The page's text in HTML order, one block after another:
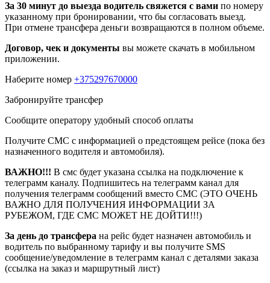
За 30 минут до выезда водитель свяжется с вами по номеру
указанному при бронировании, что бы согласовать выезд.
При отмене трансфера деньги возвращаются в полном объеме.
Договор, чек и документы вы можете скачать в мобильном
приложении.
Наберите номер +375297670000
Забронируйте трансфер
Сообщите оператору удобный способ оплаты
Получите СМС с информацией о предстоящем рейсе (пока без
назначенного водителя и автомобиля).
ВАЖНО!!! В смс будет указана ссылка на подключение к
телеграмм каналу. Подпишитесь на телеграмм канал для
получения телеграмм сообщений вместо СМС (ЭТО ОЧЕНЬ
ВАЖНО ДЛЯ ПОЛУЧЕНИЯ ИНФОРМАЦИИ ЗА
РУБЕЖОМ, ГДЕ СМС МОЖЕТ НЕ ДОЙТИ!!!)
За день до трансфера на рейс будет назначен автомобиль и
водитель по выбранному тарифу и вы получите SMS
сообщение/уведомление в телеграмм канал с деталями заказа
(ссылка на заказ и маршрутный лист)